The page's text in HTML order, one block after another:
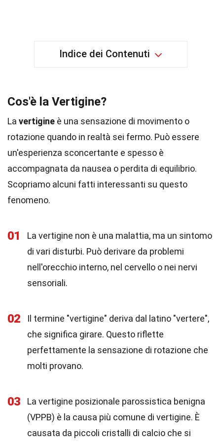
Indice dei Contenuti
Cos'è la Vertigine?
La vertigine è una sensazione di movimento o
rotazione quando in realtà sei fermo. Può essere
un'esperienza sconcertante e spesso è
accompagnata da nausea o perdita di equilibrio.
Scopriamo alcuni fatti interessanti su questo
fenomeno.
01
La vertigine non è una malattia, ma un sintomo
di vari disturbi. Può derivare da problemi
nell'orecchio interno, nel cervello o nei nervi
sensoriali.
02
Il termine "vertigine" deriva dal latino "vertere",
che significa girare. Questo riflette
perfettamente la sensazione di rotazione che
molti provano.
03
La vertigine posizionale parossistica benigna
(VPPB) è la causa più comune di vertigine. È
causata da piccoli cristalli di calcio che si